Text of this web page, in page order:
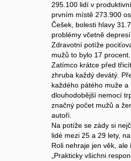
295.100 lidí v
prvním místě 273.900
Češek, bolesti hlavy
problémy včetně
Zdravotní potíže
mužů to bylo 17
Zatímco krátce před
zhruba každý devátý.
každého pátého muže
dlouhodobější nemocí
značný počet mužů a
autoři.
Na potíže se zády si
lidé mezi 25 a 29 lety,
Roli nehraje jen věk,
„Prakticky všichni